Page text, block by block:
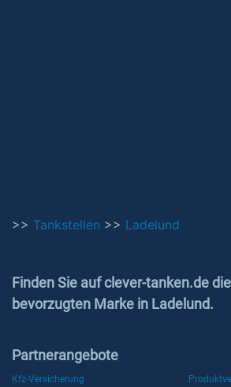
>> Tankstellen >> Ladelund
Finden Sie auf clever-tanken.de
bevorzugten Marke in Ladelund.
Partnerangebote
Kfz-Versicherung